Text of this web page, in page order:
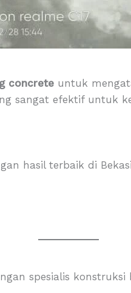
concrete untuk
sangat efektif untuk
hasil terbaik di
spesialis konstruksi